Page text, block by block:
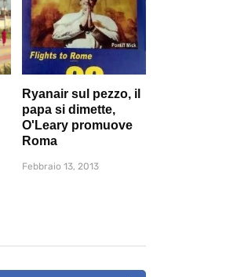
Ryanair sul pezzo, il
papa si dimette,
O'Leary promuove
Roma
Febbraio 13, 2013